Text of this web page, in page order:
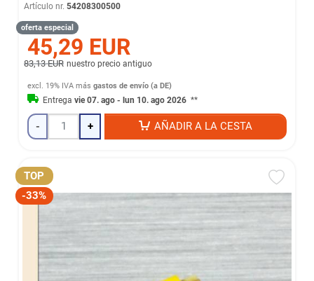
Artículo nr. 54208300500
oferta especial
45,29 EUR
83,13 EUR nuestro precio antiguo
excl. 19% IVA másgastos de envío (a DE)
Entregavie 07. ago - lun 10. ago 2026 **
- + AÑADIR A LA CESTA
TOP
-33%